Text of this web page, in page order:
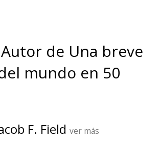
de Una breve
mundo en 50
F. Field ver más